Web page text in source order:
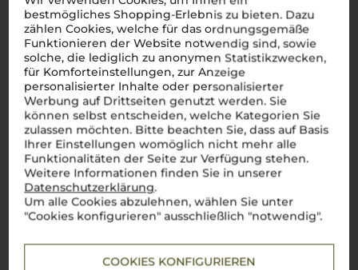
bestmögliches Shopping-Erlebnis zu bieten. Dazu
zählen Cookies, welche für das ordnungsgemäße
Funktionieren der Website notwendig sind, sowie
solche, die lediglich zu anonymen Statistikzwecken,
für Komforteinstellungen, zur Anzeige
personalisierter Inhalte oder personalisierter
Werbung auf Drittseiten genutzt werden. Sie
können selbst entscheiden, welche Kategorien Sie
zulassen möchten. Bitte beachten Sie, dass auf Basis
Ihrer Einstellungen womöglich nicht mehr alle
Funktionalitäten der Seite zur Verfügung stehen.
Weitere Informationen finden Sie in unserer
Datenschutzerklärung.
Um alle Cookies abzulehnen, wählen Sie unter
"Cookies konfigurieren" ausschließlich "notwendig".
COOKIES KONFIGURIEREN
Schreiben Sie jetzt die erste Bewertung!
JETZT BEWERTEN
Über die Region
Franciacorta DOCG